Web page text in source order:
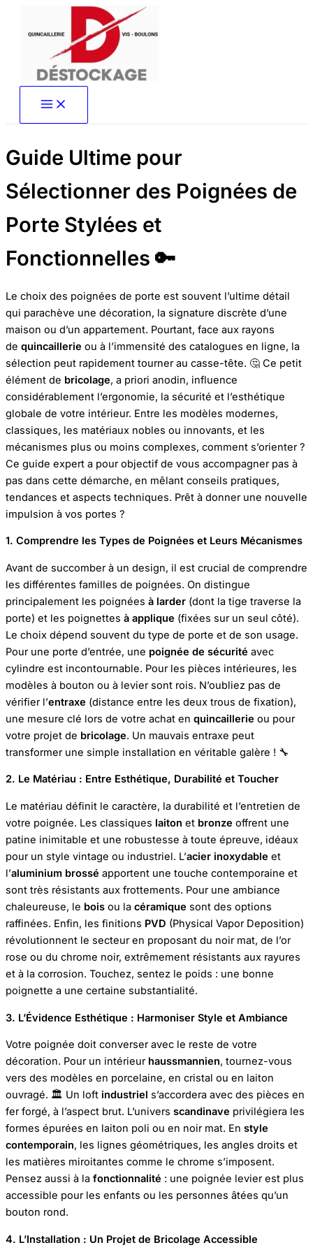
Guide Ultime pour
Sélectionner des Poignées de
Porte Stylées et
Fonctionnelles 🔑
Le choix des poignées de porte est souvent l’ultime détail
qui parachève une décoration, la signature discrète d’une
maison ou d’un appartement. Pourtant, face aux rayons
de quincaillerie ou à l’immensité des catalogues en ligne, la
sélection peut rapidement tourner au casse-tête. 🤔 Ce petit
élément de bricolage, a priori anodin, influence
considérablement l’ergonomie, la sécurité et l’esthétique
globale de votre intérieur. Entre les modèles modernes,
classiques, les matériaux nobles ou innovants, et les
mécanismes plus ou moins complexes, comment s’orienter ?
Ce guide expert a pour objectif de vous accompagner pas à
pas dans cette démarche, en mêlant conseils pratiques,
tendances et aspects techniques. Prêt à donner une nouvelle
impulsion à vos portes ?
1. Comprendre les Types de Poignées et Leurs Mécanismes
Avant de succomber à un design, il est crucial de comprendre
les différentes familles de poignées. On distingue
principalement les poignées à larder (dont la tige traverse la
porte) et les poignettes à applique (fixées sur un seul côté).
Le choix dépend souvent du type de porte et de son usage.
Pour une porte d’entrée, une poignée de sécurité avec
cylindre est incontournable. Pour les pièces intérieures, les
modèles à bouton ou à levier sont rois. N’oubliez pas de
vérifier l’entraxe (distance entre les deux trous de fixation),
une mesure clé lors de votre achat en quincaillerie ou pour
votre projet de bricolage. Un mauvais entraxe peut
transformer une simple installation en véritable galère ! 🔧
2. Le Matériau : Entre Esthétique, Durabilité et Toucher
Le matériau définit le caractère, la durabilité et l’entretien de
votre poignée. Les classiques laiton et bronze offrent une
patine inimitable et une robustesse à toute épreuve, idéaux
pour un style vintage ou industriel. L’acier inoxydable et
l’aluminium brossé apportent une touche contemporaine et
sont très résistants aux frottements. Pour une ambiance
chaleureuse, le bois ou la céramique sont des options
raffinées. Enfin, les finitions PVD (Physical Vapor Deposition)
révolutionnent le secteur en proposant du noir mat, de l’or
rose ou du chrome noir, extrêmement résistants aux rayures
et à la corrosion. Touchez, sentez le poids : une bonne
poignette a une certaine substantialité.
3. L’Évidence Esthétique : Harmoniser Style et Ambiance
Votre poignée doit converser avec le reste de votre
décoration. Pour un intérieur haussmannien, tournez-vous
vers des modèles en porcelaine, en cristal ou en laiton
ouvragé. 🏛️ Un loft industriel s’accordera avec des pièces en
fer forgé, à l’aspect brut. L’univers scandinave privilégiera les
formes épurées en laiton poli ou en noir mat. En style
contemporain, les lignes géométriques, les angles droits et
les matières miroitantes comme le chrome s’imposent.
Pensez aussi à la fonctionnalité : une poignée levier est plus
accessible pour les enfants ou les personnes âtées qu’un
bouton rond.
4. L’Installation : Un Projet de Bricolage Accessible